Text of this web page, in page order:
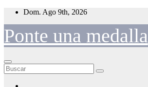
Saltar
contenido
Dom. Ago 9th, 2026
Ponte una medalla